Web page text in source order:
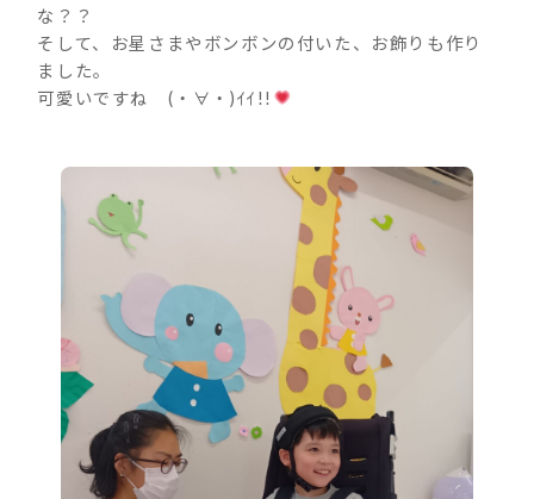
な？？
そして、お星さまやボンボンの付いた、お飾りも作り
ました。
可愛いですね (・∀・)ｲｲ!!